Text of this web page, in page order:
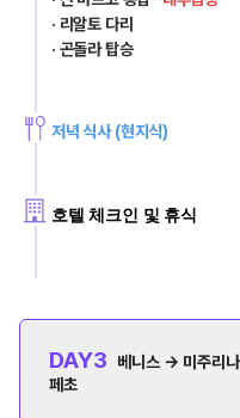
· 리알토 다리
· 곤돌라 탑승
저녁 식사 (현지식)
호텔 체크인 및 휴식
DAY3
베니스 → 미주리
페초